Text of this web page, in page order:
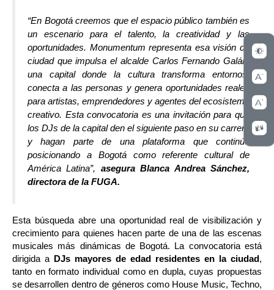
“En Bogotá creemos que el espacio público también es
un escenario para el talento, la creatividad y las
oportunidades. Monumentum representa esa visión de
ciudad que impulsa el alcalde Carlos Fernando Galán:
una capital donde la cultura transforma entornos,
conecta a las personas y genera oportunidades reales
para artistas, emprendedores y agentes del ecosistema
creativo. Esta convocatoria es una invitación para que
los DJs de la capital den el siguiente paso en su carrera
y hagan parte de una plataforma que continúa
posicionando a Bogotá como referente cultural de
América Latina”, asegura Blanca Andrea Sánchez,
directora de la FUGA.
Esta búsqueda abre una oportunidad real de visibilización y
crecimiento para quienes hacen parte de una de las escenas
musicales más dinámicas de Bogotá. La convocatoria está
dirigida a
DJs mayores de edad residentes en la ciudad ,
tanto en formato individual como en dupla, cuyas propuestas
se desarrollen dentro de géneros como House Music, Techno,